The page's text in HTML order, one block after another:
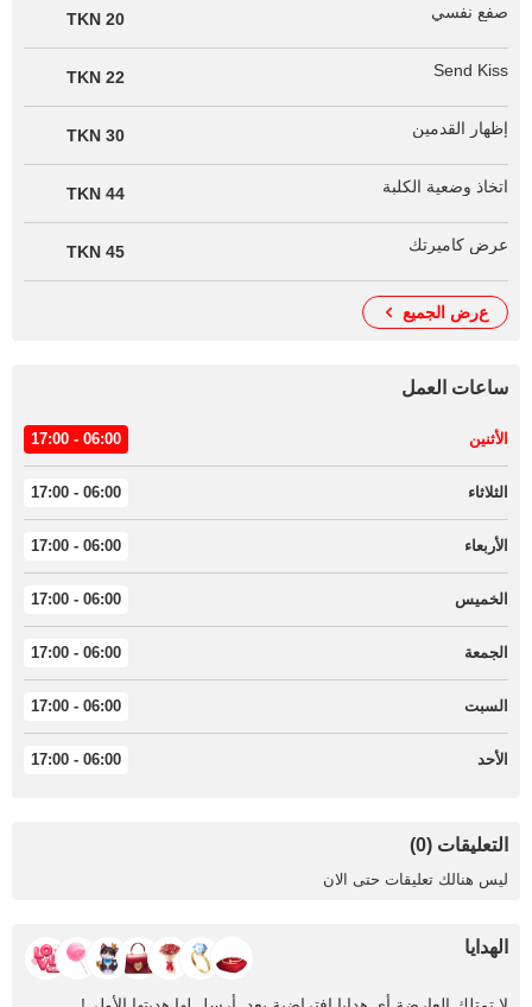
صفع نفسي 20 TKN
Send Kiss
22 TKN
إظهار القدمين 30 TKN
اتخاذ وضعية الكلبة 44 TKN
عرض كاميرتك 45 TKN
عرض الجميع
ساعات العمل
الأثنين 06:00 - 17:00
الثلاثاء 06:00 - 17:00
الأربعاء 06:00 - 17:00
الخميس 06:00 - 17:00
الجمعة 06:00 - 17:00
السبت 06:00 - 17:00
الأحد 06:00 - 17:00
التعليقات (0)
ليس هنالك تعليقات حتى الان
الهدايا